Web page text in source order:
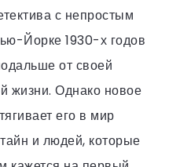
с непростым
Йорке 1930-х годов
от своей
жизни. Однако новое
его в мир
и людей, которые